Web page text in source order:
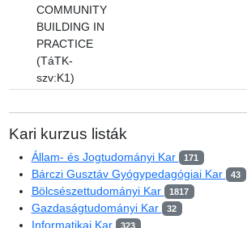
COMMUNITY
BUILDING IN
PRACTICE
(TáTK-
szv:K1)
Kari kurzus listák
Állam- és Jogtudományi Kar 171
Bárczi Gusztáv Gyógypedagógiai Kar 43
Bölcsészettudományi Kar 1817
Gazdaságtudományi Kar 32
Informatikai Kar 323